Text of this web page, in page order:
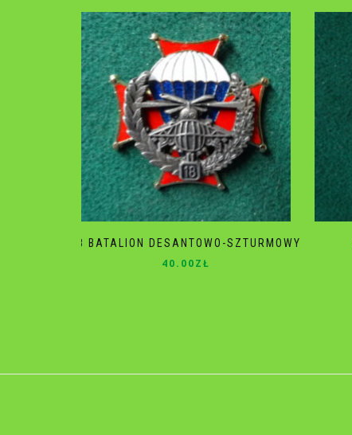
18 BATALION DESANTOWO-SZTURMOWY
40.00ZŁ